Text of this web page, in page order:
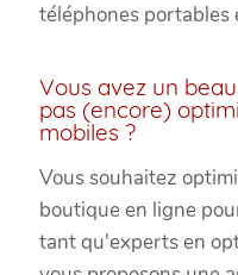
téléphones portables
Vous avez un
pas (encore)
mobiles ?
Vous souhaitez
boutique en ligne
tant qu'experts en